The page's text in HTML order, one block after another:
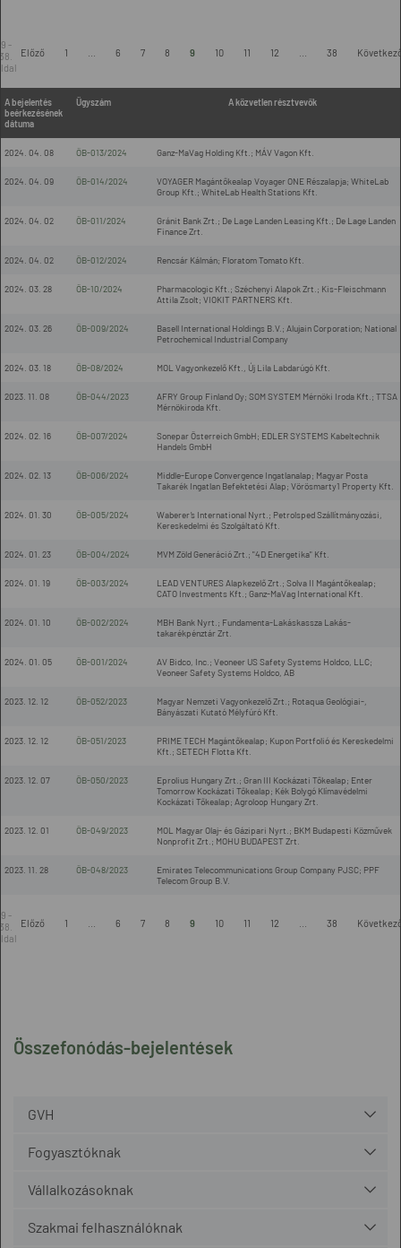
Összefonódás-bejelentések
GVH
Fogyasztóknak
Vállalkozásoknak
Szakmai felhasználóknak
9 -
38.
Előző 1 6 7 8 9 10 11 12 38
A bejelentés
beérkezésének
dátuma
Ügyszám A közvetlen résztvevők
2024. 04. 08 ÖB-013/2024 Ganz-MaVag Holding Kft.; MÁV Vagon Kft.
2024. 04. 09 ÖB-014/2024
VOYAGER Magántőkealap Voyager ONE Részalapja; WhiteLab
Group Kft.; WhiteLab Health Stations Kft.
2024. 04. 02 ÖB-011/2024
Gránit Bank Zrt.; De Lage Landen Leasing Kft.; De Lage Landen
Finance Zrt.
2024. 04. 02 ÖB-012/2024 Rencsár Kálmán; Floratom Tomato Kft.
2024. 03. 28 ÖB-10/2024
Pharmacologic Kft.; Széchenyi Alapok Zrt.; Kis-Fleischmann
Attila Zsolt; VIOKIT PARTNERS Kft.
2024. 03. 26 ÖB-009/2024
Basell International Holdings B.V.; Alujain Corporation; National
Petrochemical Industrial Company
2024. 03. 18 ÖB-08/2024 MOL Vagyonkezelő Kft., Új Lila Labdarúgó Kft.
2023. 11. 08 ÖB-044/2023
AFRY Group Finland Oy; SOM SYSTEM Mérnöki Iroda Kft.; TTSA
Mérnökiroda Kft.
2024. 02. 16 ÖB-007/2024
Sonepar Österreich GmbH; EDLER SYSTEMS Kabeltechnik
Handels GmbH
2024. 02. 13 ÖB-006/2024
Middle-Europe Convergence Ingatlanalap; Magyar Posta
Takarék Ingatlan Befektetési Alap; Vörösmarty1 Property Kft.
2024. 01. 30 ÖB-005/2024
Waberer’s International Nyrt.; Petrolsped Szállítmányozási,
Kereskedelmi és Szolgáltató Kft.
2024. 01. 23 ÖB-004/2024 MVM Zöld Generáció Zrt.; "4D Energetika" Kft.
2024. 01. 19 ÖB-003/2024
LEAD VENTURES Alapkezelő Zrt.; Solva II Magántőkealap;
CATO Investments Kft.; Ganz-MaVag International Kft.
2024. 01. 10 ÖB-002/2024
MBH Bank Nyrt.; Fundamenta-Lakáskassza Lakás-
takarékpénztár Zrt.
2024. 01. 05 ÖB-001/2024
AV Bidco, Inc.; Veoneer US Safety Systems Holdco, LLC;
Veoneer Safety Systems Holdco, AB
2023. 12. 12 ÖB-052/2023
Magyar Nemzeti Vagyonkezelő Zrt.; Rotaqua Geológiai-,
Bányászati Kutató Mélyfúró Kft.
2023. 12. 12 ÖB-051/2023
PRIME TECH Magántőkealap; Kupon Portfolió és Kereskedelmi
Kft.; SETECH Flotta Kft.
2023. 12. 07 ÖB-050/2023
Eprolius Hungary Zrt.; Gran III Kockázati Tőkealap; Enter
Tomorrow Kockázati Tőkealap; Kék Bolygó Klímavédelmi
Kockázati Tőkealap; Agroloop Hungary Zrt.
2023. 12. 01 ÖB-049/2023
MOL Magyar Olaj- és Gázipari Nyrt.; BKM Budapesti Közművek
Nonprofit Zrt.; MOHU BUDAPEST Zrt.
2023. 11. 28 ÖB-048/2023
Emirates Telecommunications Group Company PJSC; PPF
Telecom Group B.V.
9 -
38.
Előző 1 6 7 8 9 10 11 12 38